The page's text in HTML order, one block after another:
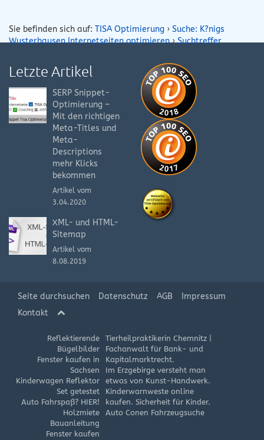
Sie befinden sich auf: TISA Optimierung › Suche: K?nigs
Wusterhausen Internetseiten optimieren›Suchtreffer
Letzte Artikel
SERP Snippet-
Optimierung –
Mit den richtigen
Meta-Titles und
Meta-
Descriptions
mehr Klicks
bekommen
Artikel vom
3.04.2020
XML- und HTML-
Sitemap
Artikel vom
8.08.2019
Seite durchsuchen Datenschutz AGB
Impressum
Kontakt
Reflektierende
Bügelbilder
Fenster kaufen in
Sachsen
Kinderwagen Reflektor
Set getestet
Auto Fahrspaß? HIER!
Holzmiete
Bauanleitung
Fenster kaufen
Tierheilpraktikerin Chemnitz|
Fachanwalt für Bank- und
Kapitalmarktrecht.
Im Erzgebirge versteht man
etwas von Kunst-Handwerk.
Kinderwarnweste online
kaufen. Sicherheit für Kinder.
Auto Conen Fahrzeugsuche